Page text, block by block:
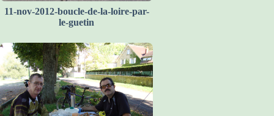
11-nov-2012-boucle-de-la-loire-par-
le-guetin